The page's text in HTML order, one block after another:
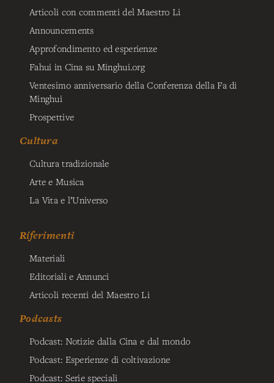
Articoli con commenti del Maestro Li
Announcements
Approfondimento ed esperienze
Fahui in Cina su Minghui.org
Ventesimo anniversario della Conferenza della Fa di
Minghui
Prospettive
Cultura
Cultura tradizionale
Arte e Musica
La Vita e l’Universo
Riferimenti
Materiali
Editoriali e Annunci
Articoli recenti del Maestro Li
Podcasts
Podcast: Notizie dalla Cina e dal mondo
Podcast: Esperienze di coltivazione
Podcast: Serie speciali